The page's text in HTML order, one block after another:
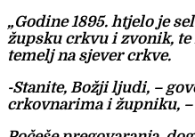
„Godine 1895. htjelo je
župsku crkvu i zvonik, te
temelj na sjever crkve.
-Stanite, Božji ljudi, –
crkovnarima i župniku,